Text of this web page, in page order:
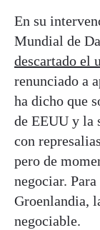
En su
Mundial de
descartado el
renunciado a
ha dicho que
de EEUU y la
con
pero de
negociar.
Groenlandia,
negociable.